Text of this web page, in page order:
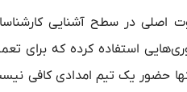
اصلی در سطح آشنایی
استفاده کرده که برای
حضور یک تیم امدادی کافی